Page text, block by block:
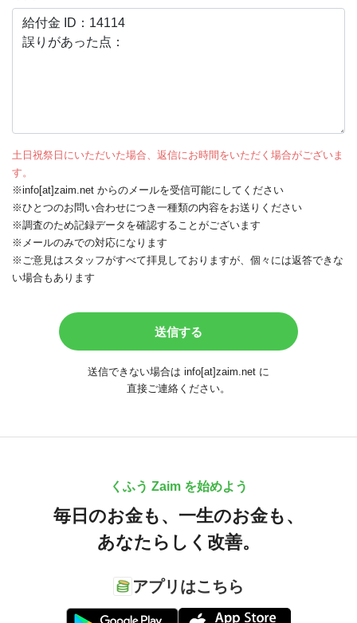
土日祝祭日にいただいた場合、返信にお時間をいただく場合がございま
す。
※info[at]zaim.net からのメールを受信可能にしてください
※ひとつのお問い合わせにつき一種類の内容をお送りください
※調査のため記録データを確認することがございます
※メールのみでの対応になります
※ご意見はスタッフがすべて拝見しておりますが、個々には返答できな
い場合もあります
送信できない場合は info[at]zaim.net に
直接ご連絡ください。
くふう Zaim を始めよう
毎日のお金も、 一生のお金も、
あなたらしく改善。
アプリはこちら